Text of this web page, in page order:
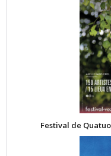
Festival de